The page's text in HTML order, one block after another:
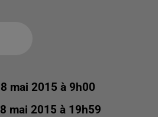
8 mai 2015 à 9h00
8 mai 2015 à 19h59